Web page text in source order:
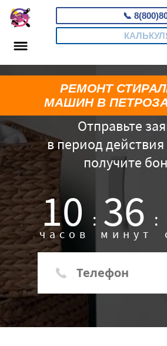
📞
Отправьте
в период
получите
10 :
часов 36 :
минут
РЕМОНТ
МАШИН В